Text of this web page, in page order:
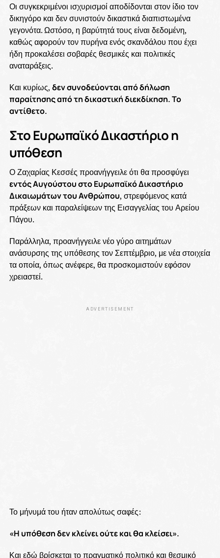
Οι συγκεκριμένοι ισχυρισμοί αποδίδονται στον ίδιο τον
δικηγόρο και δεν συνιστούν δικαστικά διαπιστωμένα
γεγονότα. Ωστόσο, η βαρύτητά τους είναι δεδομένη,
καθώς αφορούν τον πυρήνα ενός σκανδάλου που έχει
ήδη προκαλέσει σοβαρές θεσμικές και πολιτικές
αναταράξεις.
Και κυρίως, δεν συνοδεύονται από δήλωση
παραίτησης από τη δικαστική διεκδίκηση. Το
αντίθετο.
Στο Ευρωπαϊκό Δικαστήριο η
υπόθεση
Ο Ζαχαρίας Κεσσές προανήγγειλε ότι θα προσφύγει
εντός Αυγούστου στο Ευρωπαϊκό Δικαστήριο
Δικαιωμάτων του Ανθρώπου, στρεφόμενος κατά
πράξεων και παραλείψεων της Εισαγγελίας του Αρείου
Πάγου.
Παράλληλα, προανήγγειλε νέο γύρο αιτημάτων
ανάσυρσης της υπόθεσης τον Σεπτέμβριο, με νέα στοιχεία
τα οποία, όπως ανέφερε, θα προσκομιστούν εφόσον
χρειαστεί.
ADVERTISEMENT
Το μήνυμά του ήταν απολύτως σαφές:
«Η υπόθεση δεν κλείνει ούτε και θα κλείσει».
Και εδώ βρίσκεται το πραγματικό πολιτικό και θεσμικό